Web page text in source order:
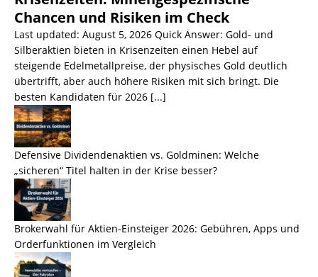
Chancen und Risiken im Check
Last updated: August 5, 2026 Quick Answer: Gold- und
Silberaktien bieten in Krisenzeiten einen Hebel auf
steigende Edelmetallpreise, der physisches Gold deutlich
übertrifft, aber auch höhere Risiken mit sich bringt. Die
besten Kandidaten für 2026 [...]
Defensive Dividendenaktien vs. Goldminen: Welche
„sicheren“ Titel halten in der Krise besser?
Brokerwahl für Aktien-Einsteiger 2026: Gebühren, Apps und
Orderfunktionen im Vergleich